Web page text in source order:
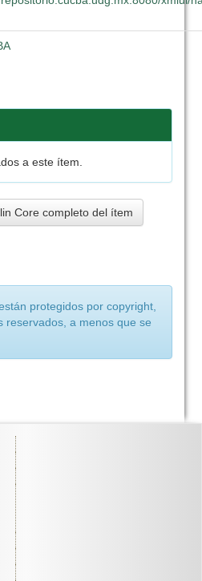
a este ítem.
Core completo del ítem
protegidos por copyright,
reservados, a menos que se